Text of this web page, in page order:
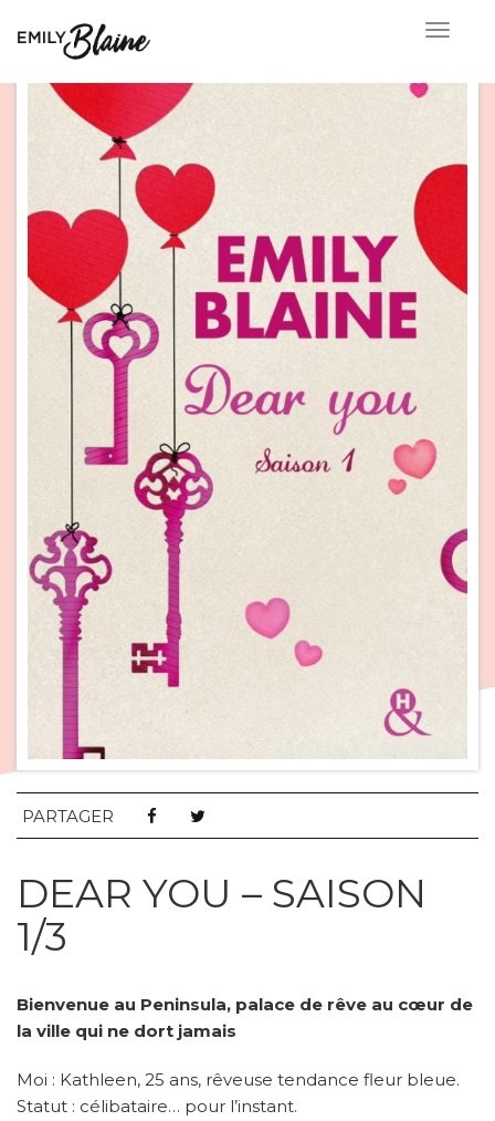
PARTAGER
DEAR YOU – SAISON
1/3
Bienvenue au Peninsula, palace de rêve au cœur de
la ville qui ne dort jamais
Moi : Kathleen, 25 ans, rêveuse tendance fleur bleue.
Statut : célibataire… pour l’instant.